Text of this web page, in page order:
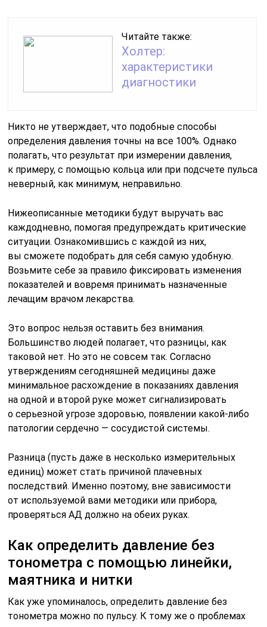
Читайте также:
Холтер:
характеристики
диагностики
Никто не утверждает, что подобные способы
определения давления точны на все 100%. Однако
полагать, что результат при измерении давления,
к примеру, с помощью кольца или при подсчете пульса
неверный, как минимум, неправильно.
Нижеописанные методики будут выручать вас
каждодневно, помогая предупреждать критические
ситуации. Ознакомившись с каждой из них,
вы сможете подобрать для себя самую удобную.
Возьмите себе за правило фиксировать изменения
показателей и вовремя принимать назначенные
лечащим врачом лекарства.
Это вопрос нельзя оставить без внимания.
Большинство людей полагает, что разницы, как
таковой нет. Но это не совсем так. Согласно
утверждениям сегодняшней медицины даже
минимальное расхождение в показаниях давления
на одной и второй руке может сигнализировать
о серьезной угрозе здоровью, появлении какой-либо
патологии сердечно — сосудистой системы.
Разница (пусть даже в несколько измерительных
единиц) может стать причиной плачевных
последствий. Именно поэтому, вне зависимости
от используемой вами методики или прибора,
проверяться АД должно на обеих руках.
Как определить давление без
тонометра с помощью линейки,
маятника и нитки
Как уже упоминалось, определить давление без
тонометра можно по пульсу. К тому же о проблемах